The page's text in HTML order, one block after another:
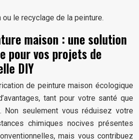
le recyclage de la peinture.
maison : une solution
pour vos projets de
DIY
de peinture maison écologique
tant pour votre santé que
Non seulement vous réduisez votre
chimiques nocives présentes
mais vous contribuez